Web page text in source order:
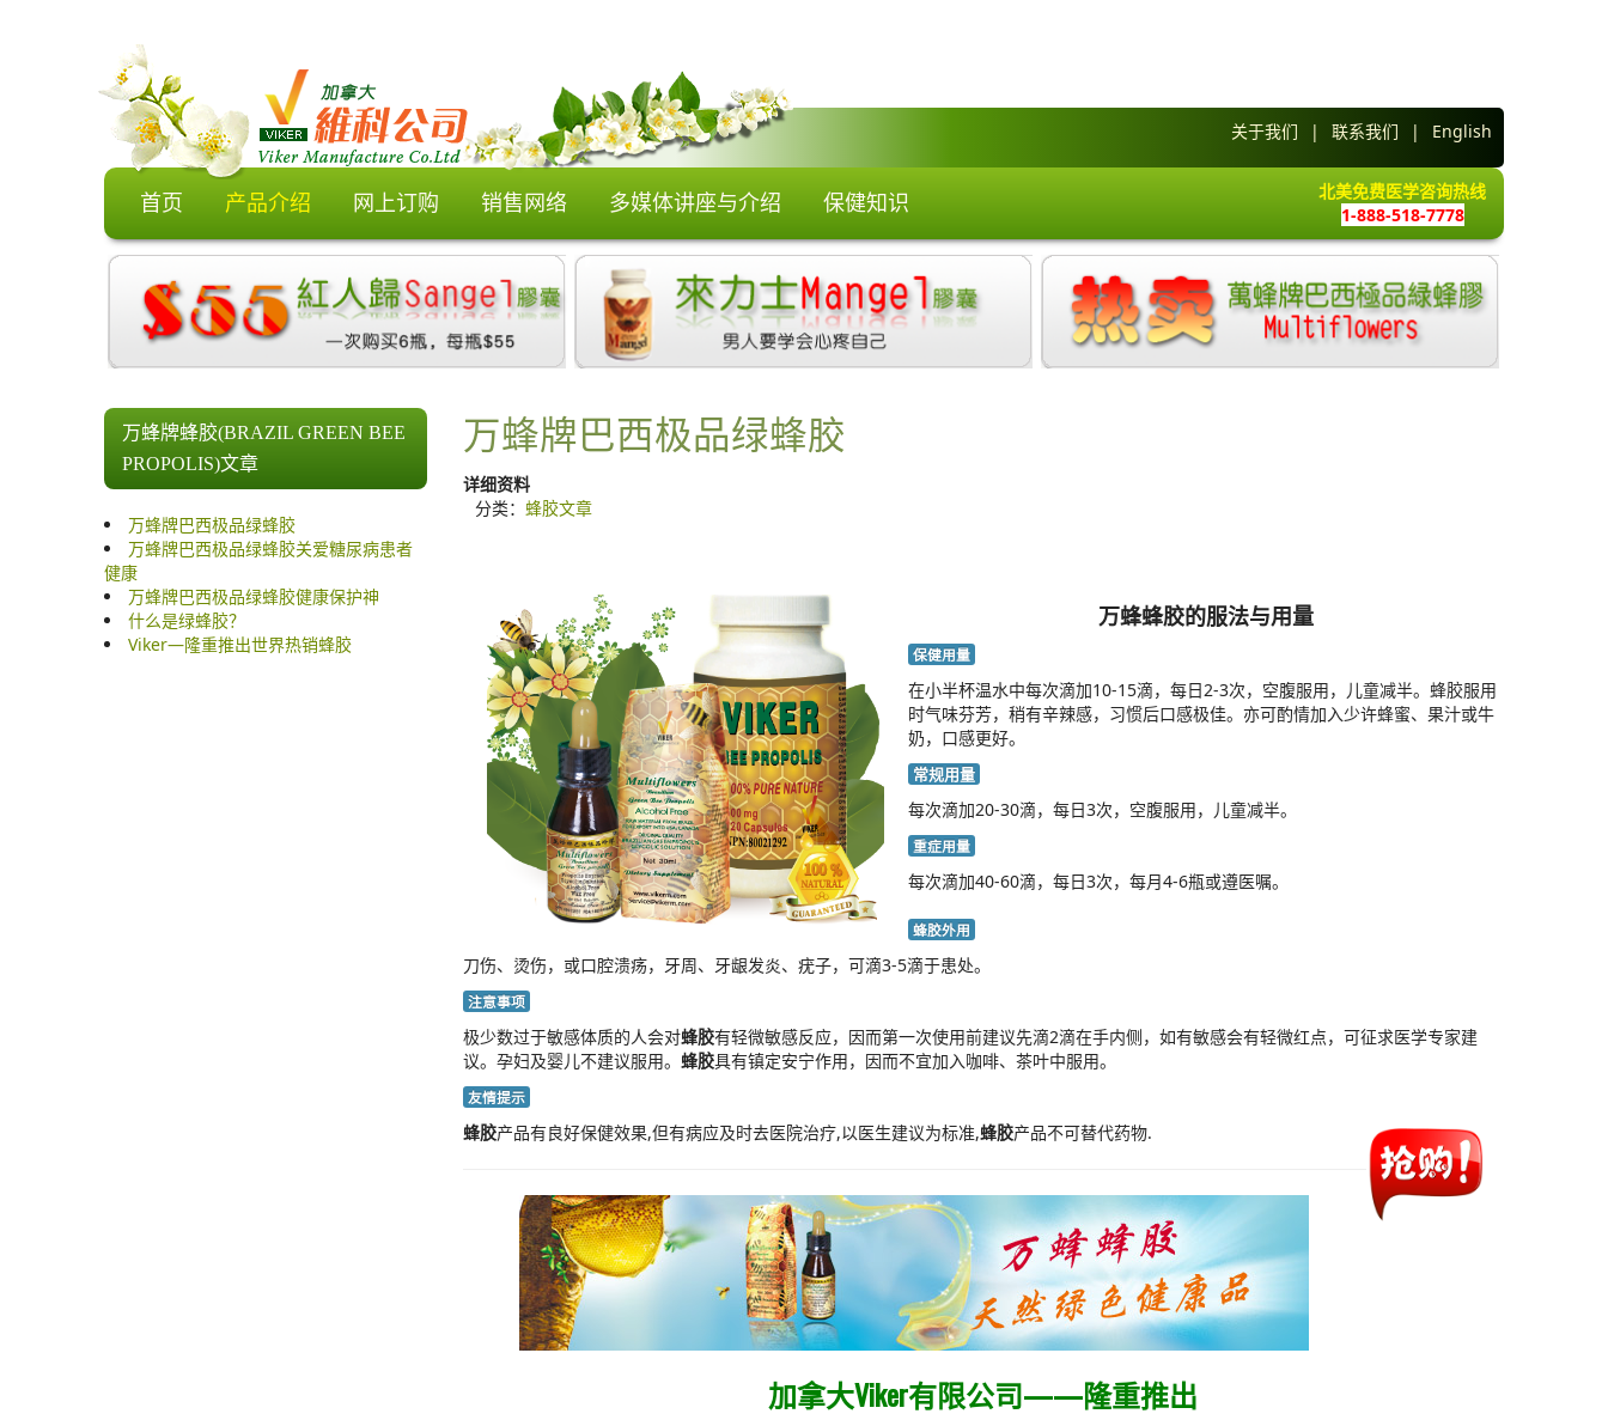
关于我们 | 联系我们 | English
首页 产品介绍 网上订购 销售网络 多媒体讲座与介绍 保健知识
北美免费医学咨询热线
1-888-518-7778
万蜂牌蜂胶(BRAZIL GREEN BEE
PROPOLIS)文章
万蜂牌巴西极品绿蜂胶
万蜂牌巴西极品绿蜂胶关爱糖尿病患者
健康
万蜂牌巴西极品绿蜂胶健康保护神
什么是绿蜂胶？
Viker—隆重推出世界热销蜂胶
万蜂牌巴西极品绿蜂胶
详细资料
分类： 蜂胶文章
万蜂蜂胶的服法与用量
保健用量
在小半杯温水中每次滴加10-15滴，每日2-3次，空腹服用，儿童减半。蜂胶服用
时气味芬芳，稍有辛辣感，习惯后口感极佳。亦可酌情加入少许蜂蜜、果汁或牛
奶，口感更好。
常规用量
每次滴加20-30滴，每日3次，空腹服用，儿童减半。
重症用量
每次滴加40-60滴，每日3次，每月4-6瓶或遵医嘱。
蜂胶外用
刀伤、烫伤，或口腔溃疡，牙周、牙龈发炎、疣子，可滴3-5滴于患处。
注意事项
极少数过于敏感体质的人会对蜂胶有轻微敏感反应，因而第一次使用前建议先滴2滴在手内侧，如有敏感会有轻微红点，可征求医学专家建
议。孕妇及婴儿不建议服用。 蜂胶具有镇定安宁作用，因而不宜加入咖啡、茶叶中服用。
友情提示
蜂胶产品有良好保健效果,但有病应及时去医院治疗,以医生建议为标准,蜂胶产品不可替代药物.
加拿大Viker有限公司——隆重推出